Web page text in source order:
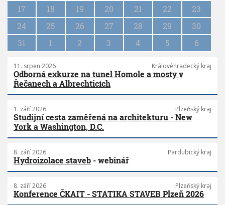
i
o
17
18 19 20 21 22
23
24
25 26 27 28 29
30
31
1 2 3 4 5 6
11. srpen 2026 Královéhradecký kraj
Odborná exkurze na tunel Homole a mosty v
Řečanech a Albrechticích
1. září 2026 Plzeňský kraj
Studijní cesta zaměřená na architekturu - New
York a Washington, D.C.
8. září 2026 Pardubický kraj
Hydroizolace staveb - webinář
8. září 2026 Plzeňský kraj
Konference ČKAIT - STATIKA STAVEB Plzeň 2026